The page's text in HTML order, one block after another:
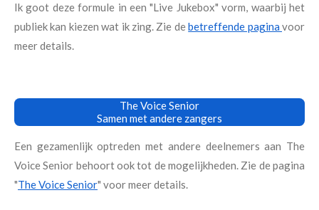
Ik goot deze formule in een "Live Jukebox" vorm, waarbij het
publiek kan kiezen wat ik zing. Zie debetreffende paginavoor
meer details.
The Voice Senior
Samen met andere zangers
Een gezamenlijk optreden met andere deelnemers aan The
Voice Senior behoort ook tot de mogelijkheden. Zie de pagina
"The Voice Senior" voor meer details.